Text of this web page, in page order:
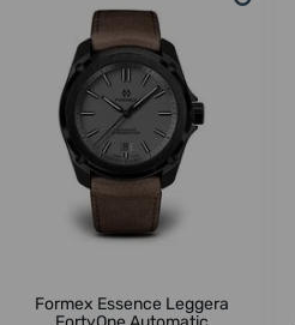
Formex Essence Leggera